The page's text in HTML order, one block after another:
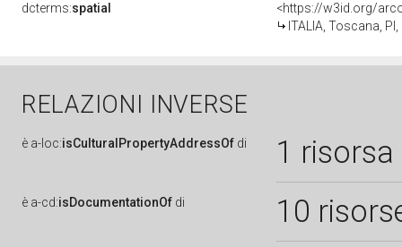
dcterms:spatial
<https://w3id.org/
ITALIA, Toscana,
RELAZIONI INVERSE
è a-loc:isCulturalPropertyAddressOf di 1 risorsa
è a-cd:isDocumentationOf di 10